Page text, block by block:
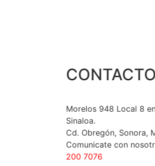
CONTACTO
Morelos 948 Local 8
Sinaloa.
Cd. Obregón, Sonora,
Comunicate con
200 7076